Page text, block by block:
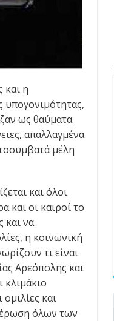
και η
υπογονιμότητας,
ως θαύματα
απαλλαγμένα
μέλη
και όλοι
και οι καιροί το
και να
η κοινωνική
τι είναι
Αρεόπολης και
και
όλων των